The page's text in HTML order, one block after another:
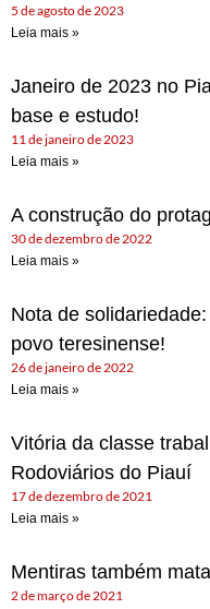
5 de agosto de 2023
Leia mais »
Janeiro de 2023 no
base e estudo!
11 de janeiro de 2023
Leia mais »
A construção do
30 de dezembro de 2022
Leia mais »
Nota de
povo teresinense!
26 de janeiro de 2022
Leia mais »
Vitória da classe
Rodoviários do Piauí
17 de dezembro de 2021
Leia mais »
Mentiras também
2 de março de 2021